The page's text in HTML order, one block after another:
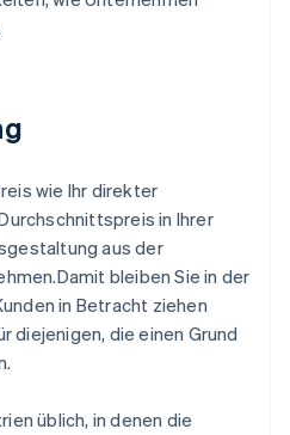
wie Ihr direkter
in Ihrer
aus der
bleiben Sie in der
in Betracht ziehen
diejenigen, die einen Grund
üblich, in denen die